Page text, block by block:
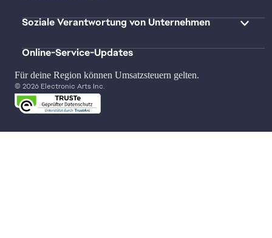
Soziale Verantwortung von Unternehmen
Online-Service-Updates
Für deine Region können Umsatzsteuern gelten.
© 2026 Electronic Arts Inc.